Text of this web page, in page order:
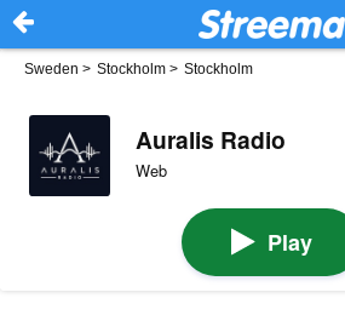
Sweden > Stockholm > Stockholm
Auralis Radio
Web
Play